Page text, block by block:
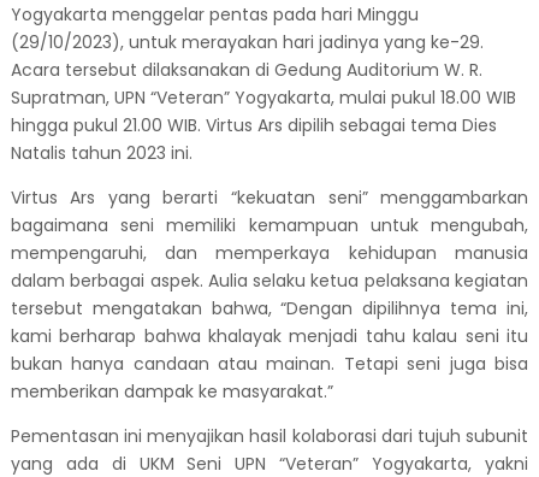
Yogyakarta menggelar pentas pada hari Minggu
(29/10/2023), untuk merayakan hari jadinya yang ke-29.
Acara tersebut dilaksanakan di Gedung Auditorium W. R.
Supratman, UPN “Veteran” Yogyakarta, mulai pukul 18.00 WIB
hingga pukul 21.00 WIB. Virtus Ars dipilih sebagai tema Dies
Natalis tahun 2023 ini.
Virtus Ars yang berarti “kekuatan seni” menggambarkan
bagaimana seni memiliki kemampuan untuk mengubah,
mempengaruhi, dan memperkaya kehidupan manusia
dalam berbagai aspek. Aulia selaku ketua pelaksana kegiatan
tersebut mengatakan bahwa, “Dengan dipilihnya tema ini,
kami berharap bahwa khalayak menjadi tahu kalau seni itu
bukan hanya candaan atau mainan. Tetapi seni juga bisa
memberikan dampak ke masyarakat.”
Pementasan ini menyajikan hasil kolaborasi dari tujuh subunit
yang ada di UKM Seni UPN “Veteran” Yogyakarta, yakni